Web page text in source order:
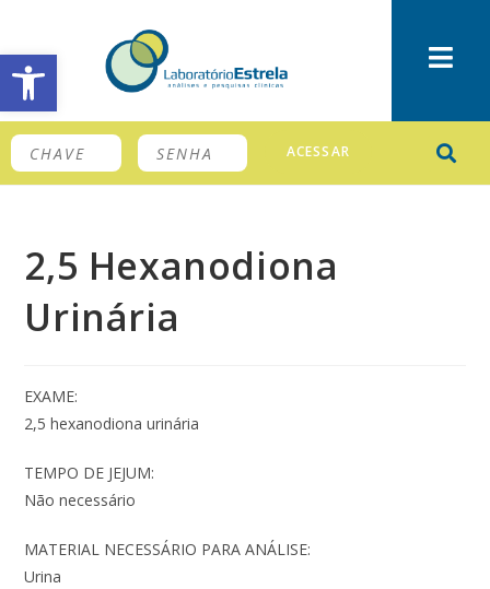
Barra de Ferramentas Aberta
ACESSAR
2,5 Hexanodiona
Urinária
EXAME:
2,5 hexanodiona urinária
TEMPO DE JEJUM:
Não necessário
MATERIAL NECESSÁRIO PARA ANÁLISE:
Urina